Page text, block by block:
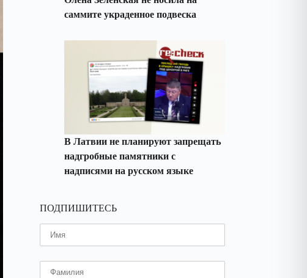
саммите украденное подвеска
В Латвии не планируют запрещать
надгробные памятники с
надписями на русском языке
ПОДПИШИТЕСЬ